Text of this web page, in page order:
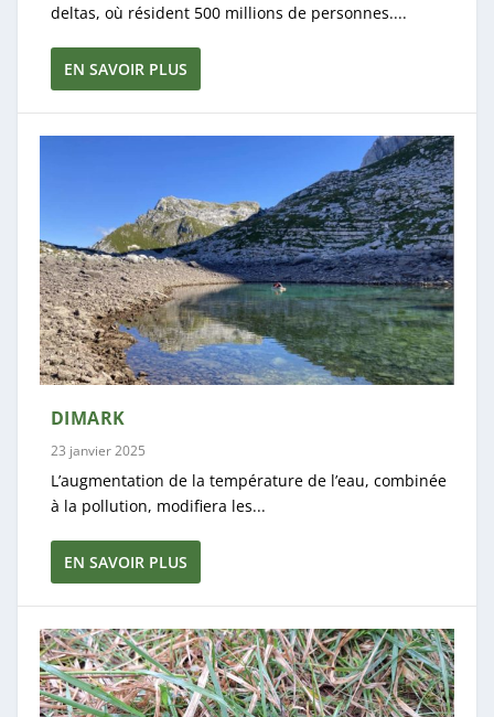
deltas, où résident 500 millions de personnes....
EN SAVOIR PLUS
DIMARK
23 janvier 2025
L’augmentation de la température de l’eau, combinée
à la pollution, modifiera les...
EN SAVOIR PLUS